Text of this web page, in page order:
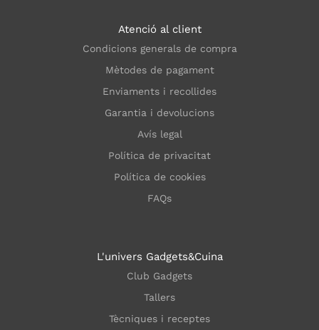
Atenció al client
Condicions generals de compra
Mètodes de pagament
Enviaments i recollides
Garantia i devolucions
Avís legal
Política de privacitat
Política de cookies
FAQs
L'univers Gadgets&Cuina
Club Gadgets
Tallers
Tècniques i receptes